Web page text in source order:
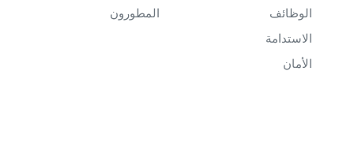
الوظائف
الاستدامة
الأمان
المطورون